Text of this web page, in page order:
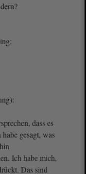
dass es
gesagt, was
Ich habe mich,
Das sind